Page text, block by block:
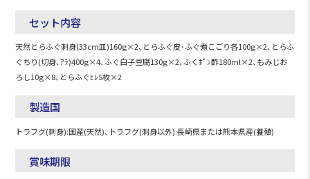
セット内容
天然とらふぐ刺身(33cm皿)160g×2､とらふぐ皮･ふぐ煮こごり各100g×2､とらふ
ぐちり(切身､ｱﾗ)400g×4､ふぐ白子豆腐130g×2､ふくﾎﾟﾝ酢180ml×2､もみじお
ろし10g×8､とらふぐﾋﾚ5枚×2
製造国
トラフグ(刺身):国産(天然)､トラフグ(刺身以外):長崎県または熊本県産(養殖)
賞味期限